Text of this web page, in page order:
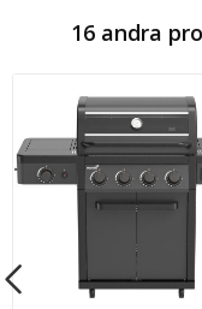
16 andra